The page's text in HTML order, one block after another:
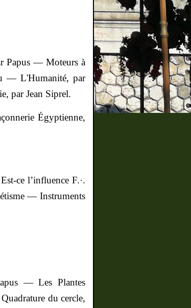
Papus — Moteurs à
— L'Humanité, par
par Jean Siprel.
Égyptienne,
ce l’influence F.·.
— Instruments
— Les Plantes
du cercle,